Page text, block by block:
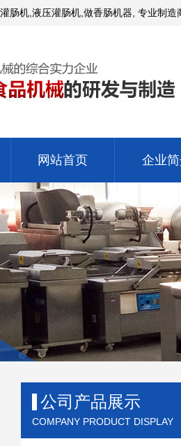
灌肠机,液压灌肠机,做香肠机器, 专业制
网站首页 企业
公司产品展示
COMPANY PRODUCT DISPLAY